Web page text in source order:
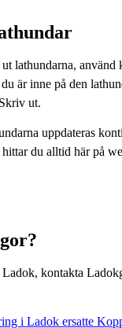
lathundarna, använd
är inne på den
ut.
uppdateras
hittar du alltid här på
kontakta
i Ladok ersatte